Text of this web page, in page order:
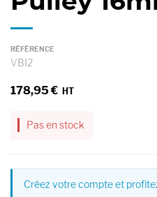
of
the
images
gallery
RÉFÉRENCE
VBI2
178,95 €
Pas en stock
Créez votre compte et